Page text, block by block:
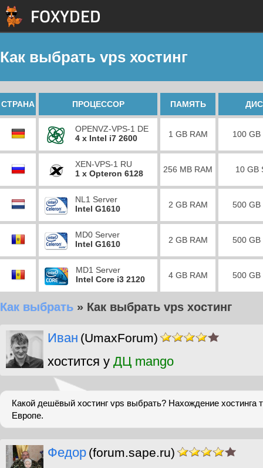
Как выбрать vps хостинг
СТРАНА ПРОЦЕССОР ПАМЯТЬ
OPENVZ-VPS-1 DE
4 x Intel i7 2600
1 GB RAM 100 GB
XEN-VPS-1 RU
1 x Opteron 6128
256 MB RAM 10 GB
NL1 Server
Intel G1610
2 GB RAM 500 GB
MD0 Server
Intel G1610
2 GB RAM 500 GB
MD1 Server
Intel Core i3 2120
4 GB RAM 500 GB
Как выбрать » Как выбрать vps хостинг
Иван (UmaxForum)
хостится у ДЦ mango
Какой дешёвый хостинг vps выбрать? Нахождение хостинга
Европе.
Федор (forum.sape.ru)